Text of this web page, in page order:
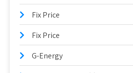
Fix Price
Fix Price
G-Energy